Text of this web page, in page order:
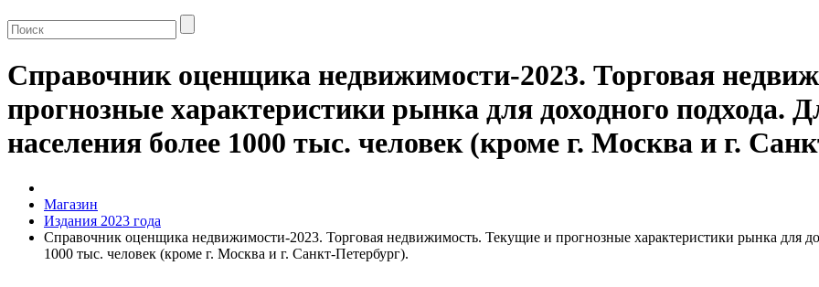
Справочник оценщика недвижимости-2023. Торговая
прогнозные характеристики рынка для доходного подхода.
населения более 1000 тыс. человек (кроме г. Москва и г.
Магазин
Издания 2023 года
Справочник оценщика недвижимости-2023. Торговая недвижимость. Текущие и прогнозные характеристики рынка для
1000 тыс. человек (кроме г. Москва и г. Санкт-Петербург).